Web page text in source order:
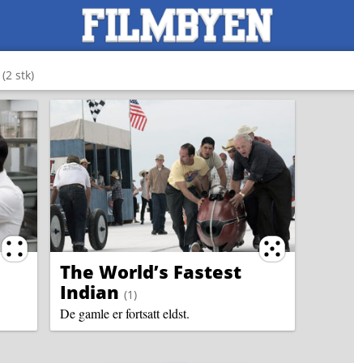
(2 stk)
Terningkast 4
The World’s Fastest
Indian
Terningkast 5
(1kommentar
)
De gamle er fortsatt eldst.